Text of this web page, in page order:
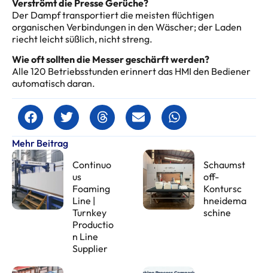
Verströmt die Presse Gerüche?
Der Dampf transportiert die meisten flüchtigen
organischen Verbindungen in den Wäscher; der Laden
riecht leicht süßlich, nicht streng.
Wie oft sollten die Messer geschärft werden?
Alle 120 Betriebsstunden erinnert das HMI den Bediener
automatisch daran.
Mehr Beitrag
Continuo
us
Foaming
Line |
Turnkey
Productio
n Line
Supplier
Schaumst
off-
Kontursc
hneidema
schine